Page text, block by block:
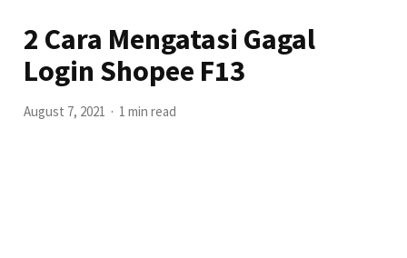
2 Cara Mengatasi Gagal
Login Shopee F13
August 7, 2021 1 min read